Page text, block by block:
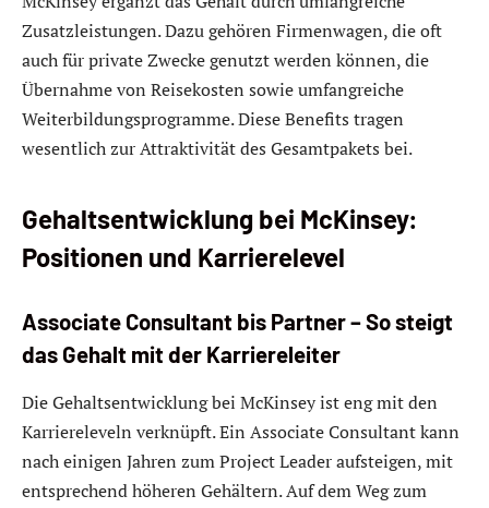
Zusatzleistungen. Dazu gehören Firmenwagen, die oft
auch für private Zwecke genutzt werden können, die
Übernahme von Reisekosten sowie umfangreiche
Weiterbildungsprogramme. Diese Benefits tragen
wesentlich zur Attraktivität des Gesamtpakets bei.
Gehaltsentwicklung bei McKinsey:
Positionen und Karrierelevel
Associate Consultant bis Partner – So steigt
das Gehalt mit der Karriereleiter
Die Gehaltsentwicklung bei McKinsey ist eng mit den
Karriereleveln verknüpft. Ein Associate Consultant kann
nach einigen Jahren zum Project Leader aufsteigen, mit
entsprechend höheren Gehältern. Auf dem Weg zum